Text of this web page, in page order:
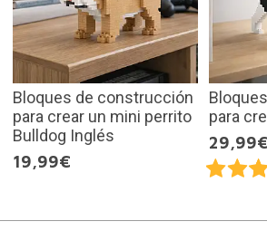
Bloques de construcción
para crear un mini perrito
Bulldog Inglés
19,99€
para
29,99€